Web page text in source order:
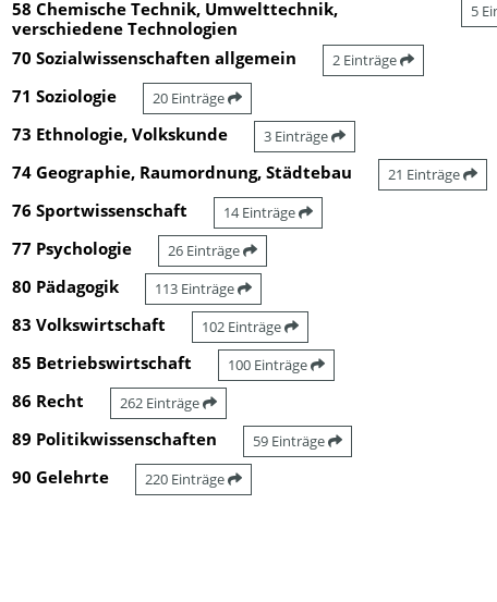
58 Chemische Technik, Umwelttechnik,
verschiedene Technologien
5
70 Sozialwissenschaften allgemein 2 Einträge
71 Soziologie 20 Einträge
73 Ethnologie, Volkskunde 3 Einträge
74 Geographie, Raumordnung, Städtebau 21 Einträge
76 Sportwissenschaft 14 Einträge
77 Psychologie 26 Einträge
80 Pädagogik 113 Einträge
83 Volkswirtschaft 102 Einträge
85 Betriebswirtschaft 100 Einträge
86 Recht 262 Einträge
89 Politikwissenschaften 59 Einträge
90 Gelehrte 220 Einträge